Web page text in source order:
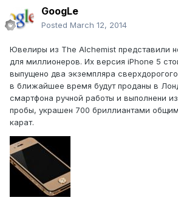
GoogLe
Posted March 12, 2014
Ювелиры из The Alchemist представили
для миллионеров. Их версия iPhone 5
выпущено два экземпляра
в ближайшее время будут проданы в
смартфона ручной работы и выполнени
пробы, украшен 700 бриллиантами
карат.